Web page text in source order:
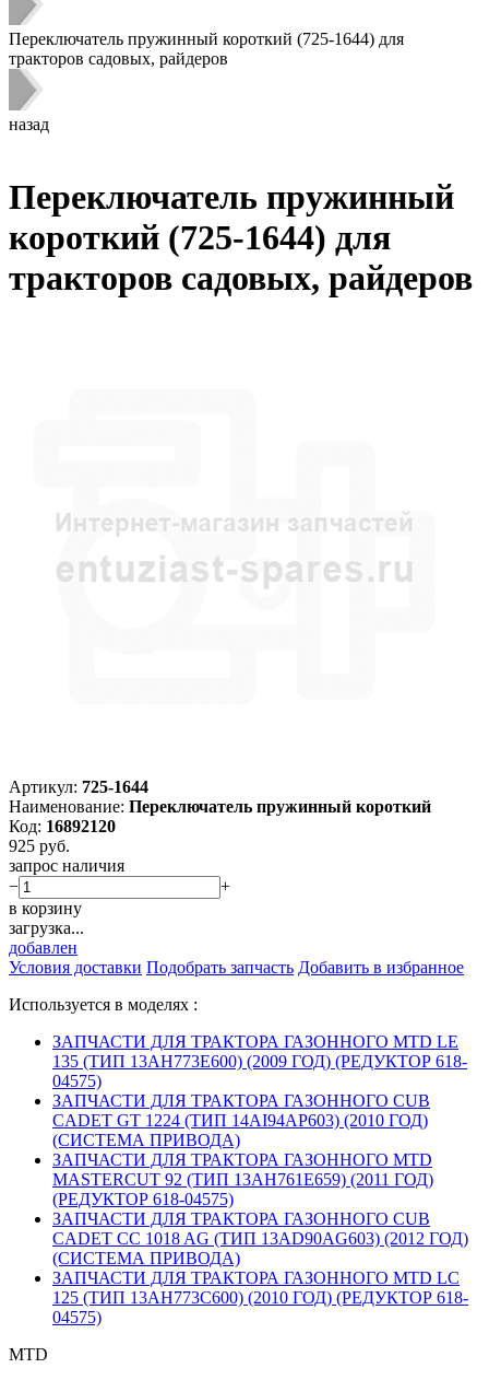
Переключатель пружинный короткий (725-1644) для
тракторов садовых, райдеров
назад
Переключатель пружинный
короткий (725-1644) для
тракторов садовых, райдеров
Артикул: 725-1644
Наименование: Переключатель пружинный короткий
Код: 16892120
925 руб.
запрос наличия
−
+
в корзину
загрузка...
добавлен
Условия доставки Подобрать запчасть Добавить в избранное
Используется в моделях :
ЗАПЧАСТИ ДЛЯ ТРАКТОРА ГАЗОННОГО MTD LE
135 (ТИП 13AH773E600) (2009 ГОД) (РЕДУКТОР 618-
04575)
ЗАПЧАСТИ ДЛЯ ТРАКТОРА ГАЗОННОГО CUB
CADET GT 1224 (ТИП 14AI94AP603) (2010 ГОД)
(СИСТЕМА ПРИВОДА)
ЗАПЧАСТИ ДЛЯ ТРАКТОРА ГАЗОННОГО MTD
MASTERCUT 92 (ТИП 13AH761E659) (2011 ГОД)
(РЕДУКТОР 618-04575)
ЗАПЧАСТИ ДЛЯ ТРАКТОРА ГАЗОННОГО CUB
CADET CC 1018 AG (ТИП 13AD90AG603) (2012 ГОД)
(СИСТЕМА ПРИВОДА)
ЗАПЧАСТИ ДЛЯ ТРАКТОРА ГАЗОННОГО MTD LC
125 (ТИП 13AH773C600) (2010 ГОД) (РЕДУКТОР 618-
04575)
MTD